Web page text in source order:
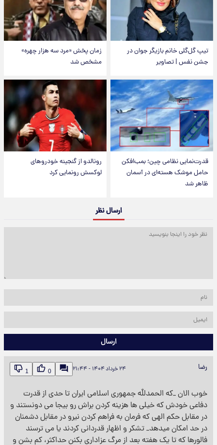
تیپ گل‌گلی خانم بازیگر جوان در
جشن نفس | تصاویر
زمان پخش «مرد سه هزار چهره»
مشخص شد
قدرت‌نمایی نظامی چین؛ بمب‌افکن
حامل موشک هسته‌ای در آسمان
ظاهر شد
رونالدو از گنجینه خودروهای
لوکسش رونمایی کرد
ارسال نظر
ارسال
رضا ۲۴ خرداد ۱۴۰۴ - ۲۱:۴۴ 0
1
خوب الان _که الحمدلله جمهوری اسلامی ایران تا حدی از قدرت
دفاعی خودش که خیلی ها هزینه کردن براش رو بیجا می دونستند و
در مقابل حکم الهی که فرمان به فراهم کردن نیرو در مقابل دشمنان
در حد امکان میدهد_ تشکر و اظهار قدردانی کردند یا می ترسند
فالورها که تا یک هفته بعد از مرگ عزاداری بکنن حداکثر، کم بشن و